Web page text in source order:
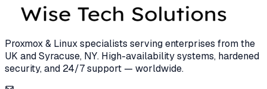
Proxmox & Linux specialists serving enterprises from the
UK and Syracuse, NY. High-availability systems, hardened
security, and 24/7 support — worldwide.